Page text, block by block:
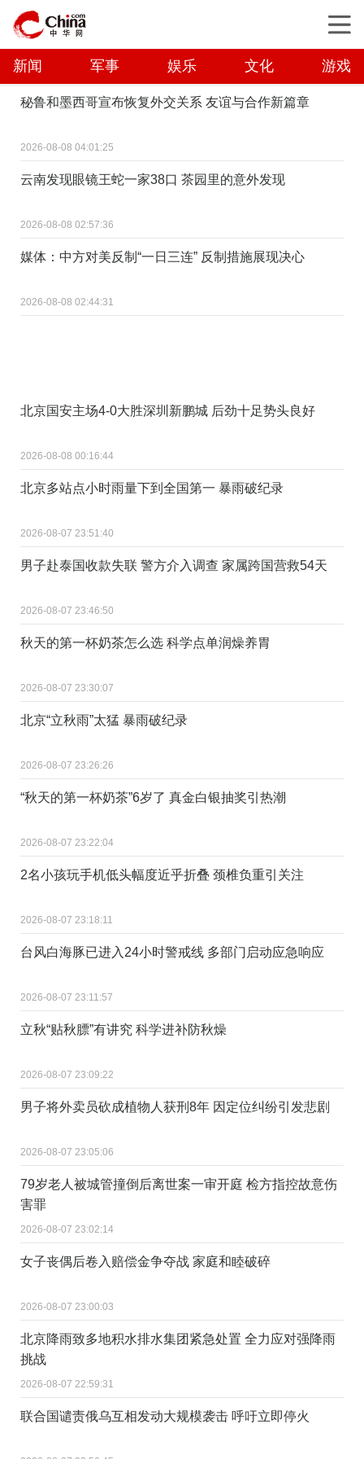
新闻 军事 娱乐 文化 游戏
秘鲁和墨西哥宣布恢复外交关系 友谊与合作新篇章
2026-08-08 04:01:25
云南发现眼镜王蛇一家38口 茶园里的意外发现
2026-08-08 02:57:36
媒体：中方对美反制“一日三连” 反制措施展现决心
2026-08-08 02:44:31
北京国安主场4-0大胜深圳新鹏城 后劲十足势头良好
2026-08-08 00:16:44
北京多站点小时雨量下到全国第一 暴雨破纪录
2026-08-07 23:51:40
男子赴泰国收款失联 警方介入调查 家属跨国营救54天
2026-08-07 23:46:50
秋天的第一杯奶茶怎么选 科学点单润燥养胃
2026-08-07 23:30:07
北京“立秋雨”太猛 暴雨破纪录
2026-08-07 23:26:26
“秋天的第一杯奶茶”6岁了 真金白银抽奖引热潮
2026-08-07 23:22:04
2名小孩玩手机低头幅度近乎折叠 颈椎负重引关注
2026-08-07 23:18:11
台风白海豚已进入24小时警戒线 多部门启动应急响应
2026-08-07 23:11:57
立秋“贴秋膘”有讲究 科学进补防秋燥
2026-08-07 23:09:22
男子将外卖员砍成植物人获刑8年 因定位纠纷引发悲剧
2026-08-07 23:05:06
79岁老人被城管撞倒后离世案一审开庭 检方指控故意伤
害罪
2026-08-07 23:02:14
女子丧偶后卷入赔偿金争夺战 家庭和睦破碎
2026-08-07 23:00:03
北京降雨致多地积水排水集团紧急处置 全力应对强降雨
挑战
2026-08-07 22:59:31
联合国谴责俄乌互相发动大规模袭击 呼吁立即停火